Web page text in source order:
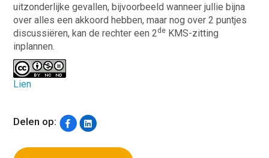
uitzonderlijke gevallen, bijvoorbeeld wanneer jullie bijna
over alles een akkoord hebben, maar nog over 2 puntjes
discussiëren, kan de rechter een 2de KMS-zitting
inplannen.
Lien
Delen op: